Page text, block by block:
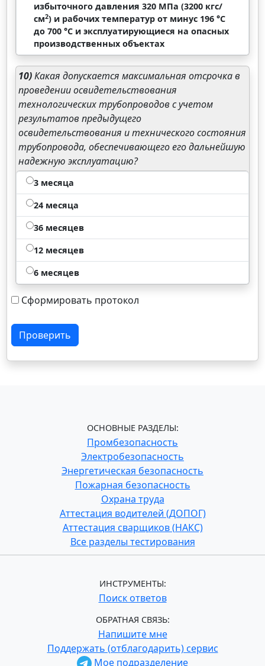
избыточного давления 320 МПа (3200 кгс/
см2) и рабочих температур от минус 196 °C
до 700 °C и эксплуатирующиеся на опасных
производственных объектах
10)Какая допускается максимальная отсрочка в
проведении освидетельствования
технологических трубопроводов с учетом
результатов предыдущего
освидетельствования и технического состояния
трубопровода, обеспечивающего его дальнейшую
надежную эксплуатацию?
3 месяца
24 месяца
36 месяцев
12 месяцев
6 месяцев
Сформировать протокол
Проверить
ОСНОВНЫЕ РАЗДЕЛЫ:
Промбезопасность
Электробезопасность
Энергетическая безопасность
Пожарная безопасность
Охрана труда
Аттестация водителей (ДОПОГ)
Аттестация сварщиков (НАКС)
Все разделы тестирования
ИНСТРУМЕНТЫ:
Поиск ответов
ОБРАТНАЯ СВЯЗЬ:
Напишите мне
Поддержать (отблагодарить) сервис
Мое подразделение